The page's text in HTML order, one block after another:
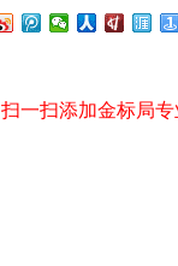
扫一扫添加金标局